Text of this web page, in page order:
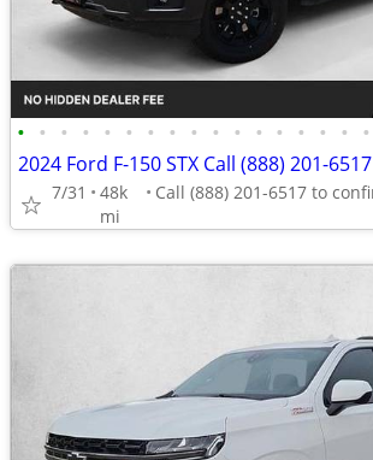
• • • • • • • • • • • • • • • • •
2024 Ford F-150 STX Call (888) 201-6517
7/31
48k
mi